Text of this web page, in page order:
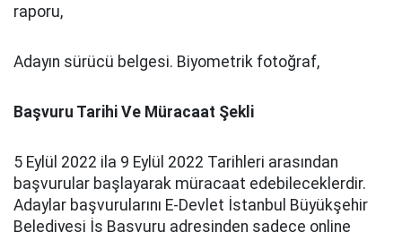
raporu,
Adayın sürücü belgesi. Biyometrik fotoğraf,
Başvuru Tarihi Ve Müracaat Şekli
5 Eylül 2022 ila 9 Eylül 2022 Tarihleri arasından
başvurular başlayarak müracaat edebileceklerdir.
Adaylar başvurularını E-Devlet İstanbul Büyükşehir
Belediyesi İş Başvuru adresinden sadece online